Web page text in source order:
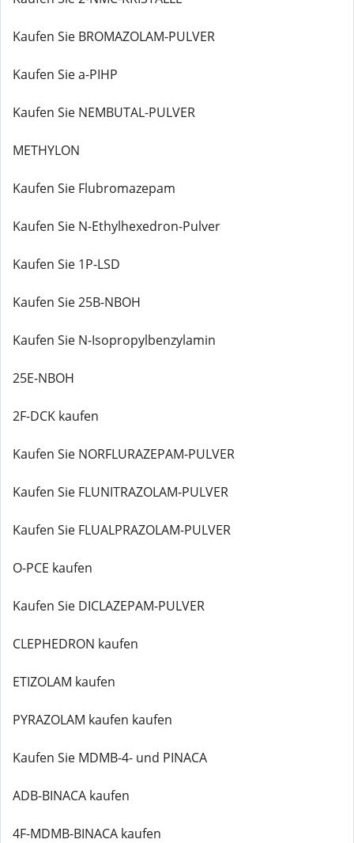
Kaufen Sie BROMAZOLAM-PULVER
Kaufen Sie a-PIHP
Kaufen Sie NEMBUTAL-PULVER
METHYLON
Kaufen Sie Flubromazepam
Kaufen Sie N-Ethylhexedron-Pulver
Kaufen Sie 1P-LSD
Kaufen Sie 25B-NBOH
Kaufen Sie N-Isopropylbenzylamin
25E-NBOH
2F-DCK kaufen
Kaufen Sie NORFLURAZEPAM-PULVER
Kaufen Sie FLUNITRAZOLAM-PULVER
Kaufen Sie FLUALPRAZOLAM-PULVER
O-PCE kaufen
Kaufen Sie DICLAZEPAM-PULVER
CLEPHEDRON kaufen
ETIZOLAM kaufen
PYRAZOLAM kaufen kaufen
Kaufen Sie MDMB-4- und PINACA
ADB-BINACA kaufen
4F-MDMB-BINACA kaufen